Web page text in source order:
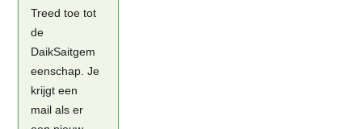
Treed toe tot
de
DaikSaitgem
eenschap. Je
krijgt een
mail als er